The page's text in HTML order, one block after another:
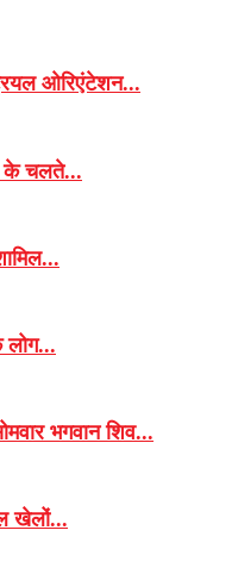
ओरिएंटेशन...
के चलते...
लोग...
भगवान शिव...
खेलों...